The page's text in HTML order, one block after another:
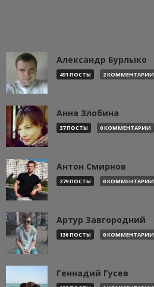
Александр Бурлыко
491 ПОСТЫ 2 КОММЕНТАРИИ
Анна Злобина
37 ПОСТЫ 0 КОММЕНТАРИИ
Антон Смирнов
279 ПОСТЫ 0 КОММЕНТАРИИ
Артур Завгородний
136 ПОСТЫ 0 КОММЕНТАРИИ
Геннадий Гусев